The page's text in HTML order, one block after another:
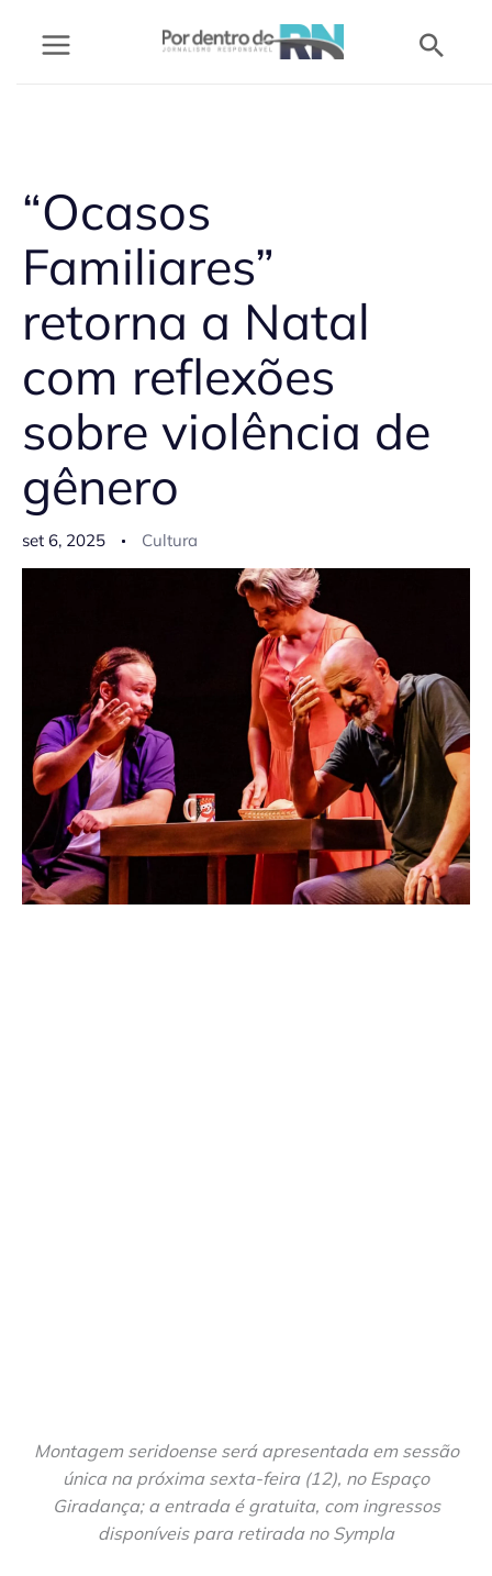
“Ocasos
Familiares”
retorna a Natal
com reflexões
sobre violência de
gênero
set 6, 2025 Cultura
Montagem seridoense será apresentada em sessão
única na próxima sexta-feira (12), no Espaço
Giradança; a entrada é gratuita, com ingressos
disponíveis para retirada no Sympla